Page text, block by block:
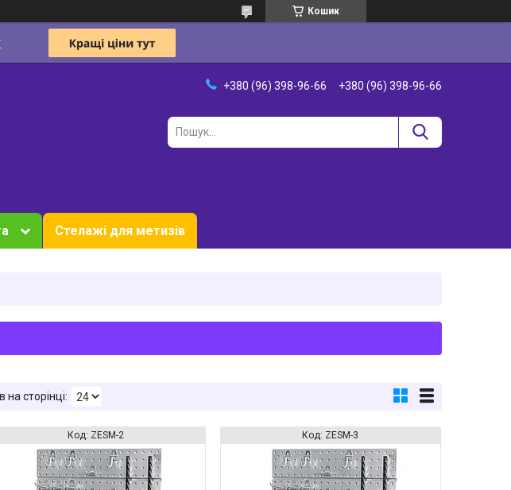
Кошик
+380 (96) 398-96-66 +380 (96) 398-96-66
Стелажі для метизів
ZESM-2 ZESM-3